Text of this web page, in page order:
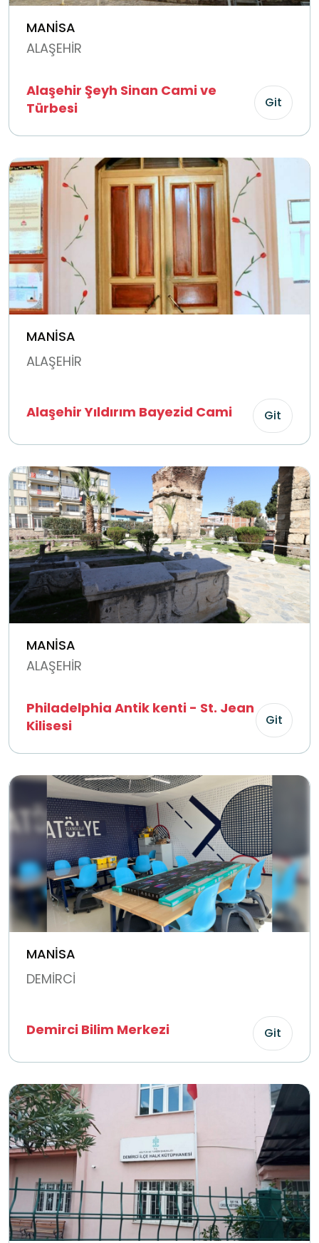
MANİSA
ALAŞEHİR
Alaşehir Şeyh Sinan Cami ve
Türbesi
Git
MANİSA
ALAŞEHİR
Alaşehir Yıldırım Bayezid Cami Git
MANİSA
ALAŞEHİR
Philadelphia Antik kenti - St. Jean
Kilisesi
Git
MANİSA
DEMİRCİ
Demirci Bilim Merkezi Git